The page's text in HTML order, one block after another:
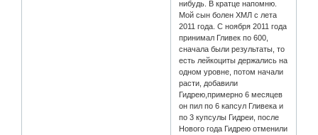
нибудь. В кратце напомню.
Мой сын болен ХМЛ с лета
2011 года. С ноября 2011 года
принимал Гливек по 600,
сначала были результаты, то
есть лейкоциты держались на
одном уровне, потом начали
расти, добавили
Гидрею,примерно 6 месяцев
он пил по 6 капсул Гливека и
по 3 купсулы Гидреи, после
Нового года Гидрею отменили